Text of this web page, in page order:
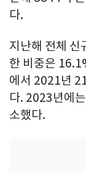
다.
지난해 전체 신
한 비중은
에서 2021년
다. 2023년에
소했다.